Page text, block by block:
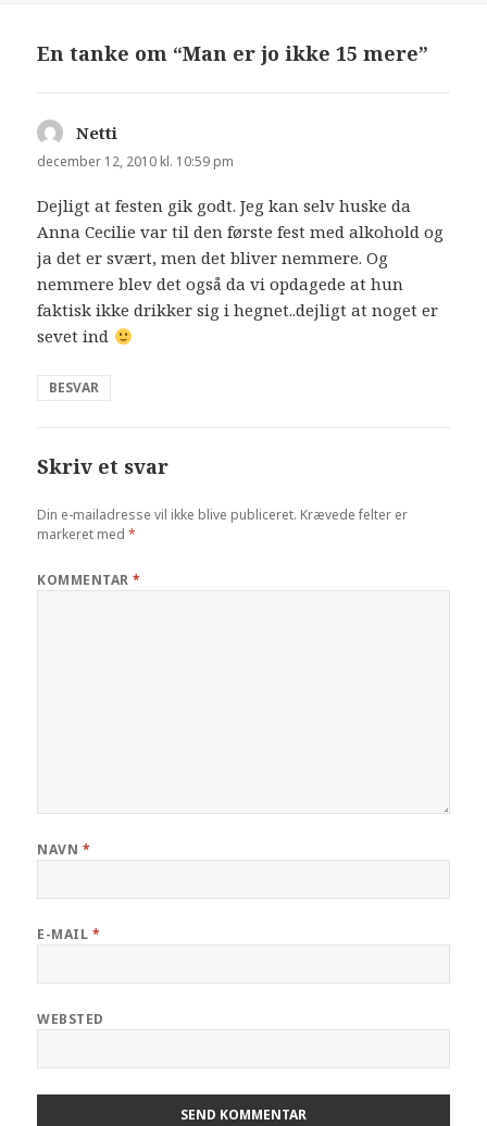
En tanke om “Man er jo ikke 15 mere”
Netti
december 12, 2010 kl. 10:59 pm
Dejligt at festen gik godt. Jeg kan selv huske da
Anna Cecilie var til den første fest med alkohold og
ja det er svært, men det bliver nemmere. Og
nemmere blev det også da vi opdagede at hun
faktisk ikke drikker sig i hegnet..dejligt at noget er
sevet ind
BESVAR
Skriv et svar
Din e-mailadresse vil ikke blive publiceret. Krævede felter er
markeret med*
KOMMENTAR*
NAVN *
E-MAIL *
WEBSTED